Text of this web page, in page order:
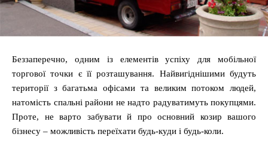
Беззаперечно, одним із елементів успіху для мобільної
торгової точки є її розташування. Найвигіднішими будуть
території з багатьма офісами та великим потоком людей,
натомість спальні райони не надто радуватимуть покупцями.
Проте, не варто забувати й про основний козир вашого
бізнесу ‒ можливість переїхати будь-куди і будь-коли.